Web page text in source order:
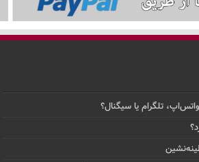
تلگرام یا سیگنال؟